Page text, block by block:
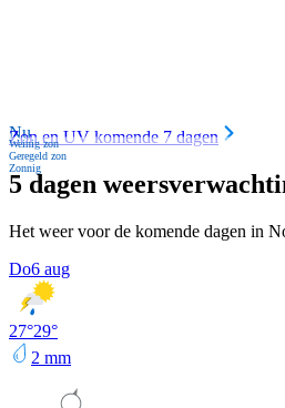
Nu
Weinig zon
Geregeld zon
Zonnig
Zon en UV komende 7 dagen
5 dagen
Het weer voor de komende dagen in
Do6 aug
27°29°
2 mm